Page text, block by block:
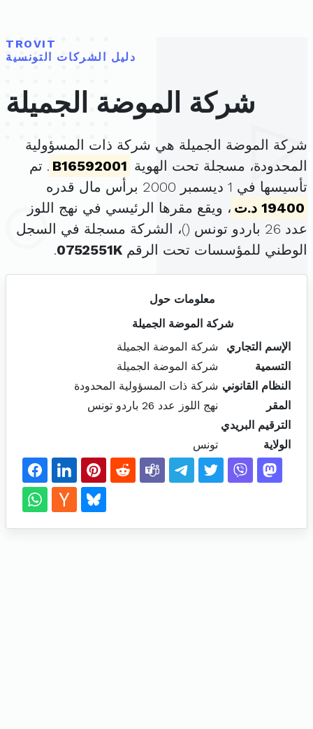
TROVIT
دليل الشركات التونسية
شركة الموضة الجميلة
شركة الموضة الجميلة هي شركة ذات المسؤولية
المحدودة، مسجلة تحت الهوية B16592001 . تم
تأسيسها في 1 ديسمبر 2000 برأس مال قدره
19400 د.ت
، ويقع مقرها الرئيسي في نهج اللوز
عدد 26 باردو تونس (
)، الشركة مسجلة في السجل
الوطني للمؤسسات تحت الرقم 0752551K
.
معلومات حول
شركة الموضة الجميلة
الإسم التجاري
شركة الموضة الجميلة
التسمية
شركة الموضة الجميلة
النظام القانوني شركة ذات المسؤولية المحدودة
المقر
نهج اللوز عدد 26 باردو تونس
الترقيم البريدي
الولاية
تونس